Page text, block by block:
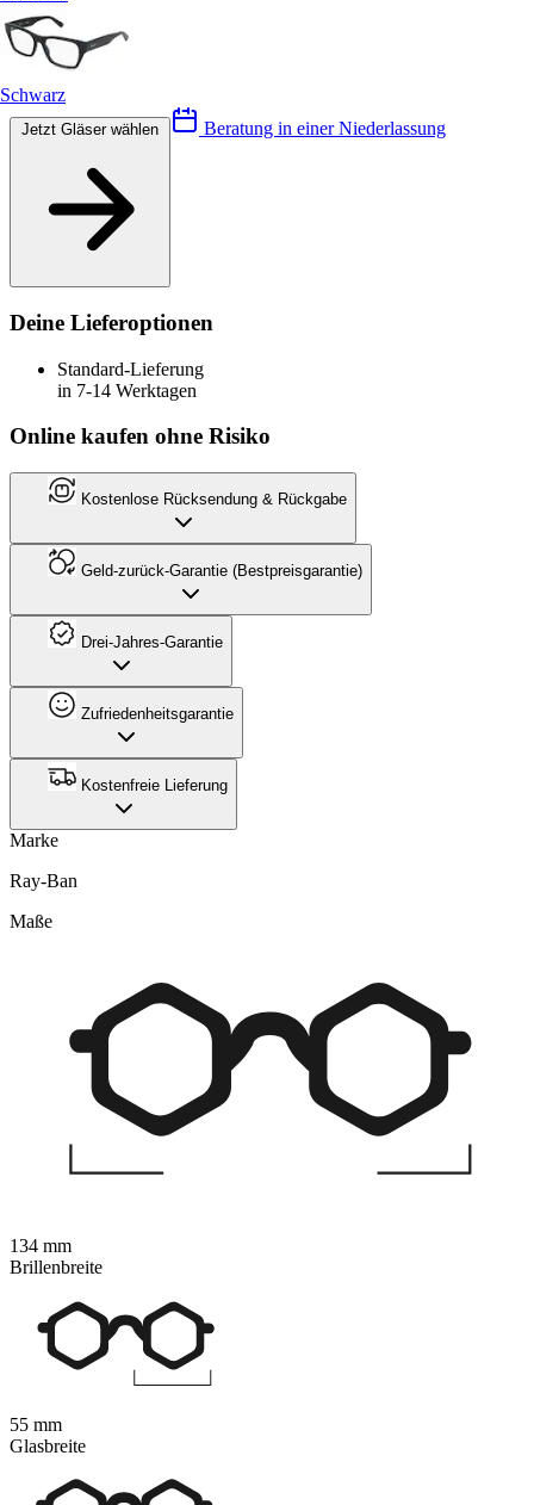
Schwarz
Beratung in einer Niederlassung
Deine Lieferoptionen
Standard-Lieferung
in 7-14 Werktagen
Online kaufen ohne Risiko
Kostenlose Rücksendung & Rückgabe
Geld-zurück-Garantie (Bestpreisgarantie)
Drei-Jahres-Garantie
Zufriedenheitsgarantie
Kostenfreie Lieferung
Marke
Ray-Ban
Maße
134 mm
Brillenbreite
55 mm
Glasbreite